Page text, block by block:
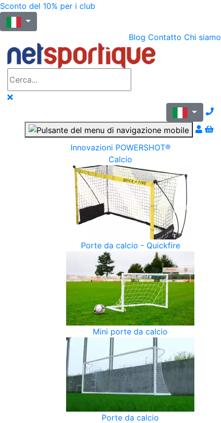
Sconto del 10% per i club
Blog Contatto Chi siamo
Innovazioni POWERSHOT®
Calcio
Porte da calcio - Quickfire
Mini porte da calcio
Porte da calcio